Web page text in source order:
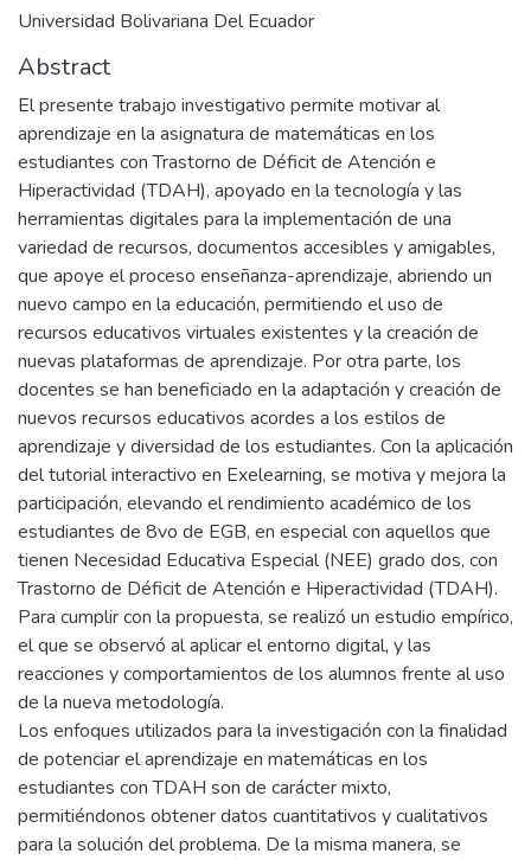
Universidad Bolivariana Del Ecuador
Abstract
El presente trabajo investigativo permite motivar al
aprendizaje en la asignatura de matemáticas en los
estudiantes con Trastorno de Déficit de Atención e
Hiperactividad (TDAH), apoyado en la tecnología y las
herramientas digitales para la implementación de una
variedad de recursos, documentos accesibles y amigables,
que apoye el proceso enseñanza-aprendizaje, abriendo un
nuevo campo en la educación, permitiendo el uso de
recursos educativos virtuales existentes y la creación de
nuevas plataformas de aprendizaje. Por otra parte, los
docentes se han beneficiado en la adaptación y creación de
nuevos recursos educativos acordes a los estilos de
aprendizaje y diversidad de los estudiantes. Con la aplicación
del tutorial interactivo en Exelearning, se motiva y mejora la
participación, elevando el rendimiento académico de los
estudiantes de 8vo de EGB, en especial con aquellos que
tienen Necesidad Educativa Especial (NEE) grado dos, con
Trastorno de Déficit de Atención e Hiperactividad (TDAH).
Para cumplir con la propuesta, se realizó un estudio empírico,
el que se observó al aplicar el entorno digital, y las
reacciones y comportamientos de los alumnos frente al uso
de la nueva metodología.
Los enfoques utilizados para la investigación con la finalidad
de potenciar el aprendizaje en matemáticas en los
estudiantes con TDAH son de carácter mixto,
permitiéndonos obtener datos cuantitativos y cualitativos
para la solución del problema. De la misma manera, se